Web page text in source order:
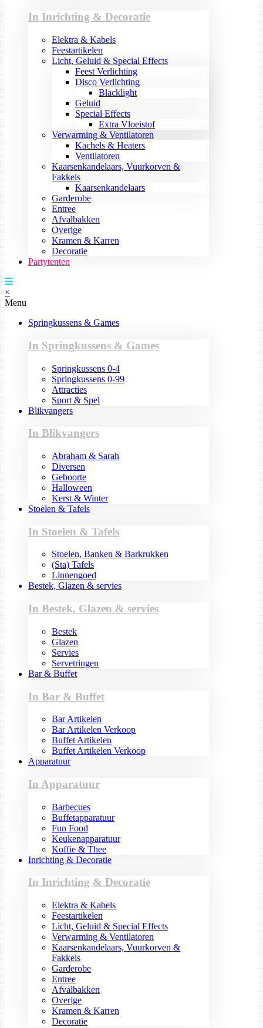
In Inrichting & Decoratie
Elektra & Kabels
Feestartikelen
Licht, Geluid & Special Effects
Feest Verlichting
Disco Verlichting
Blacklight
Geluid
Special Effects
Extra Vloeistof
Verwarming & Ventilatoren
Kachels & Heaters
Ventilatoren
Kaarsenkandelaars, Vuurkorven &
Fakkels
Kaarsenkandelaars
Garderobe
Entree
Afvalbakken
Overige
Kramen & Karren
Decoratie
Partytenten
×
Menu
Springkussens & Games
In Springkussens & Games
Springkussens 0-4
Springkussens 0-99
Attracties
Sport & Spel
Blikvangers
In Blikvangers
Abraham & Sarah
Diversen
Geboorte
Halloween
Kerst & Winter
Stoelen & Tafels
In Stoelen & Tafels
Stoelen, Banken & Barkrukken
(Sta) Tafels
Linnengoed
Bestek, Glazen & servies
In Bestek, Glazen & servies
Bestek
Glazen
Servies
Servetringen
Bar & Buffet
In Bar & Buffet
Bar Artikelen
Bar Artikelen Verkoop
Buffet Artikelen
Buffet Artikelen Verkoop
Apparatuur
In Apparatuur
Barbecues
Buffetapparatuur
Fun Food
Keukenapparatuur
Koffie & Thee
Inrichting & Decoratie
In Inrichting & Decoratie
Elektra & Kabels
Feestartikelen
Licht, Geluid & Special Effects
Verwarming & Ventilatoren
Kaarsenkandelaars, Vuurkorven &
Fakkels
Garderobe
Entree
Afvalbakken
Overige
Kramen & Karren
Decoratie